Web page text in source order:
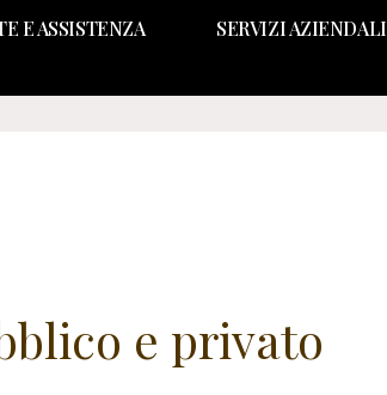
E ASSISTENZA SERVIZI AZIENDALI
e privato